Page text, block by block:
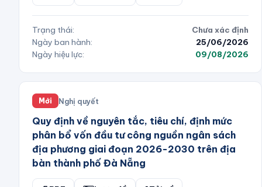
Trạng thái:
Chưa xác định
Ngày ban hành:
25/06/2026
Ngày hiệu lực:
09/08/2026
Mới Nghị quyết
Quy định về nguyên tắc, tiêu chí, định mức
phân bổ vốn đầu tư công nguồn ngân sách
địa phương giai đoạn 2026-2030 trên địa
bàn thành phố Đà Nẵng